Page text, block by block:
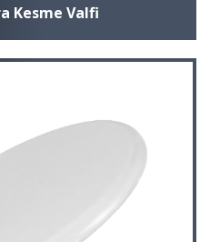
Kesme Valfi